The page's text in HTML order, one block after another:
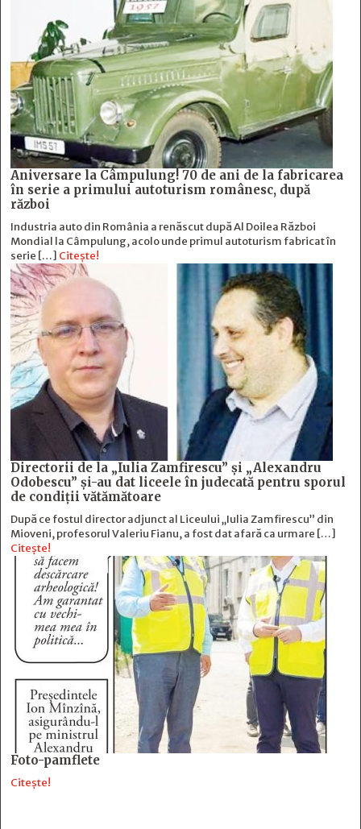
Aniversare la Câmpulung! 70 de ani de la fabricarea
în serie a primului autoturism românesc, după
război
Industria auto din România a renăscut după Al Doilea Război
Mondial la Câmpulung, acolo unde primul autoturism fabricat în
serie […] Citește!
Directorii de la „Iulia Zamfirescu” și „Alexandru
Odobescu” și-au dat liceele în judecată pentru sporul
de condiții vătămătoare
După ce fostul director adjunct al Liceului „Iulia Zamfirescu” din
Mioveni, profesorul Valeriu Fianu, a fost dat afară ca urmare […]
Citește!
Foto-pamflete
Citește!